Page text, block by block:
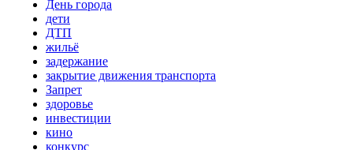
День города
дети
ДТП
жильё
задержание
закрытие движения транспорта
Запрет
здоровье
инвестиции
кино
конкурс